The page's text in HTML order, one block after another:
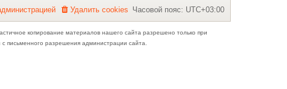
Часовой пояс: UTC+03:00
Удалить cookies
дминистрацией
копирование материалов нашего сайта разрешено только при
письменного разрешения администрации сайта.